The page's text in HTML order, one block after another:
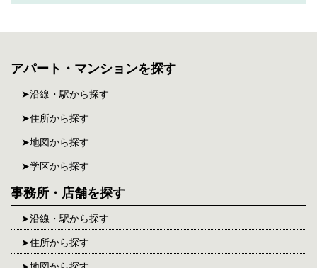
アパート・マンションを探す
沿線・駅から探す
住所から探す
地図から探す
学区から探す
事務所・店舗を探す
沿線・駅から探す
住所から探す